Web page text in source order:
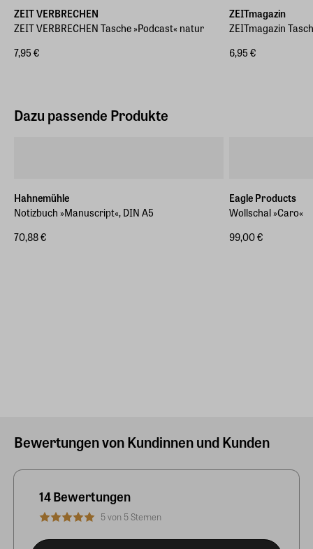
ZEIT VERBRECHEN
ZEIT VERBRECHEN Tasche »Podcast« natur
7,95 €
ZEITmagazin
ZEITmagazin
6,95 €
Dazu passende Produkte
Hahnemühle
Notizbuch »Manuscript«, DIN A5
70,88 €
Eagle Products
Wollschal »Caro«
99,00 €
Bewertungen von Kundinnen und Kunden
14 Bewertungen
5 von 5 Sternen